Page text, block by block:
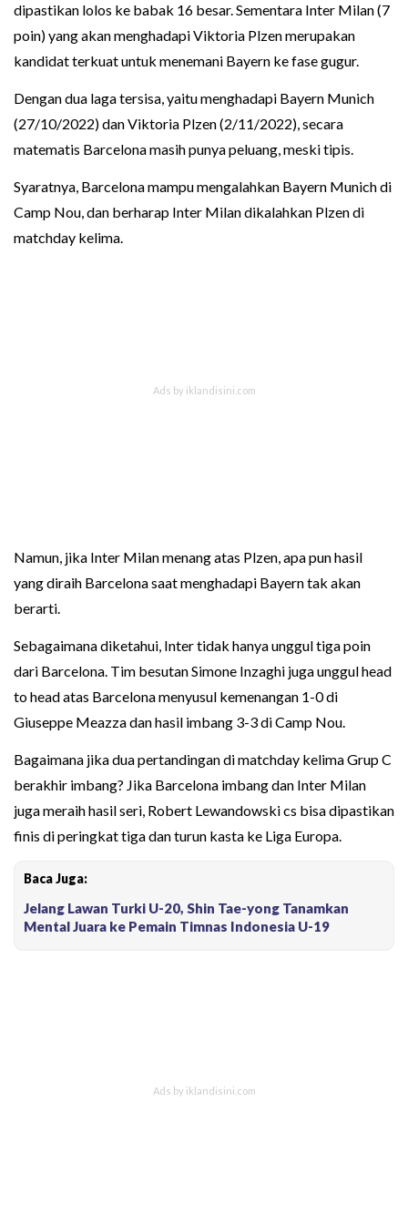
dipastikan lolos ke babak 16 besar. Sementara Inter Milan (7
poin) yang akan menghadapi Viktoria Plzen merupakan
kandidat terkuat untuk menemani Bayern ke fase gugur.
Dengan dua laga tersisa, yaitu menghadapi Bayern Munich
(27/10/2022) dan Viktoria Plzen (2/11/2022), secara
matematis Barcelona masih punya peluang, meski tipis.
Syaratnya, Barcelona mampu mengalahkan Bayern Munich di
Camp Nou, dan berharap Inter Milan dikalahkan Plzen di
matchday kelima.
Namun, jika Inter Milan menang atas Plzen, apa pun hasil
yang diraih Barcelona saat menghadapi Bayern tak akan
berarti.
Sebagaimana diketahui, Inter tidak hanya unggul tiga poin
dari Barcelona. Tim besutan Simone Inzaghi juga unggul head
to head atas Barcelona menyusul kemenangan 1-0 di
Giuseppe Meazza dan hasil imbang 3-3 di Camp Nou.
Bagaimana jika dua pertandingan di matchday kelima Grup C
berakhir imbang? Jika Barcelona imbang dan Inter Milan
juga meraih hasil seri, Robert Lewandowski cs bisa dipastikan
finis di peringkat tiga dan turun kasta ke Liga Europa.
Baca Juga:
Jelang Lawan Turki U-20, Shin Tae-yong Tanamkan
Mental Juara ke Pemain Timnas Indonesia U-19